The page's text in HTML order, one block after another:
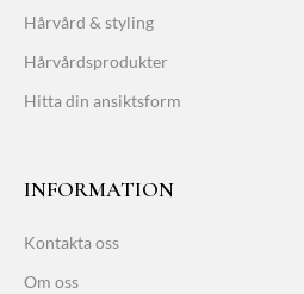
Hårvård & styling
Hårvårdsprodukter
Hitta din ansiktsform
INFORMATION
Kontakta oss
Om oss